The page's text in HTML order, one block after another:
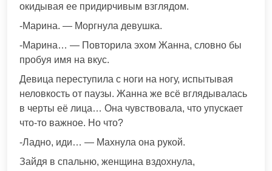
окидывая ее придирчивым взглядом.
-Марина. — Моргнула девушка.
-Марина… — Повторила эхом Жанна, словно бы
пробуя имя на вкус.
Девица переступила с ноги на ногу, испытывая
неловкость от паузы. Жанна же всё вглядывалась
в черты её лица… Она чувствовала, что упускает
что-то важное. Но что?
-Ладно, иди… — Махнула она рукой.
Зайдя в спальню, женщина вздохнула,